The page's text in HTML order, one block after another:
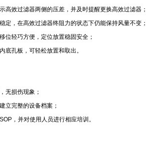
高效过滤器两侧的压差，并及时提醒更换高效过滤器；
定，在高效过滤器终阻力的状态下仍能保持风量不变；
位轻巧方便，定位放置稳固安全；
底孔板，可轻松放置和取出。
无损伤现象；
立完整的设备档案；
，并对使用人员进行相应培训。